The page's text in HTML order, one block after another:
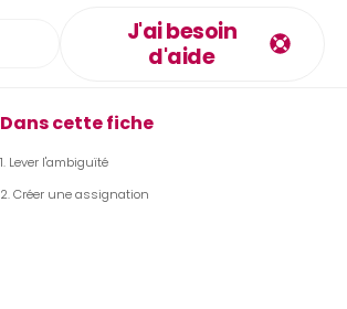
J'ai besoin
d'aide
Dans cette fiche
Lever l'ambiguïté
Créer une assignation